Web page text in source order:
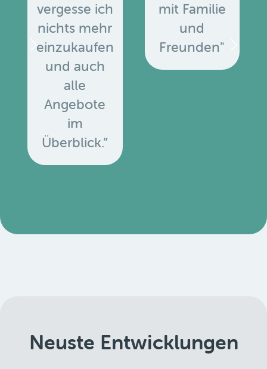
vergesse ich
nichts mehr
einzukaufen
und auch
alle
Angebote
im
Überblick.”
mit Familie
und
Freunden"
Neuste Entwicklungen